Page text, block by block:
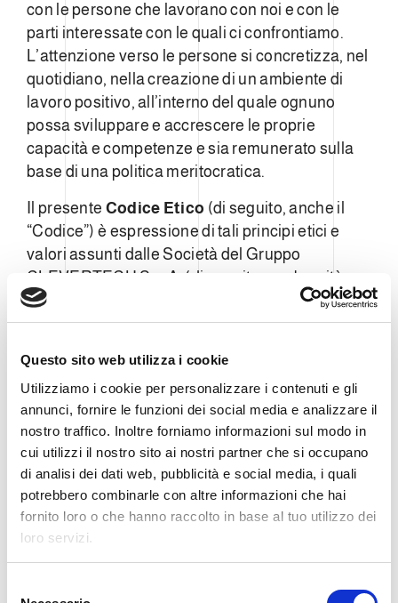
Questo sito web utilizza i cookie
Utilizziamo i cookie per personalizzare i contenuti e gli
annunci, fornire le funzioni dei social media e analizzare il
nostro traffico. Inoltre forniamo informazioni sul modo in
cui utilizzi il nostro sito ai nostri partner che si occupano
di analisi dei dati web, pubblicità e social media, i quali
potrebbero combinarle con altre informazioni che hai
fornito loro o che hanno raccolto in base al tuo utilizzo dei
loro servizi.
con le persone che lavorano con noi e con le
parti interessate con le quali ci confrontiamo.
L’attenzione verso le persone si concretizza, nel
quotidiano, nella creazione di un ambiente di
lavoro positivo, all’interno del quale ognuno
possa sviluppare e accrescere le proprie
capacità e competenze e sia remunerato sulla
base di una politica meritocratica.
Il presente Codice Etico (di seguito, anche il
“Codice”) è espressione di tali principi etici e
valori assunti dalle Società del Gruppo
CLEVERTECH S.p.A. (di seguito, per brevità,
anche “
”), nella
conduzione degli affari e delle attività aziendali.
Gruppo intende adottare sotto un profilo etico-
comportamentale, al fine di adeguare la propria
struttura ai requisiti previsti dal Decreto
Legislativo n. 231/2001 e di predisporre le linee di
condotta interne ed esterne al Gruppo da
seguire nella realizzazione degli obiettivi
condivisi.
CLEVERTECH conferma - anche tramite il
presente documento - la volontà di perseguire
un modello comportamentale, per affrontare le